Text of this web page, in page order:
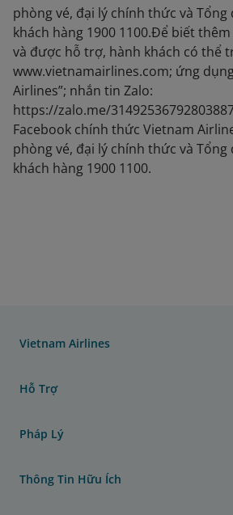
phòng vé, đại lý chính thức và Tổng
khách hàng 1900 1100.Để biết
và được hỗ trợ, hành khách có thể
www.vietnamairlines.com; ứng
Airlines”; nhắn tin Zalo:
https://zalo.me/
Facebook chính thức Vietnam
phòng vé, đại lý chính thức và Tổng
khách hàng 1900 1100.
Vietnam Airlines
Hỗ Trợ
Pháp Lý
Thông Tin Hữu Ích